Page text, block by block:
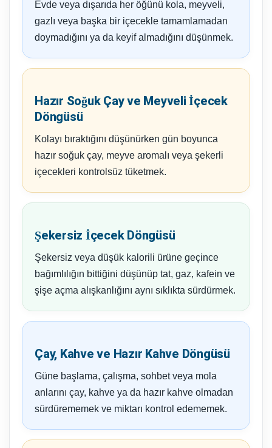
Evde veya dışarıda her öğünü kola, meyveli,
gazlı veya başka bir içecekle tamamlamadan
doymadığını ya da keyif almadığını düşünmek.
Hazır Soğuk Çay ve Meyveli İçecek
Döngüsü
Kolayı bıraktığını düşünürken gün boyunca
hazır soğuk çay, meyve aromalı veya şekerli
içecekleri kontrolsüz tüketmek.
Şekersiz İçecek Döngüsü
Şekersiz veya düşük kalorili ürüne geçince
bağımlılığın bittiğini düşünüp tat, gaz, kafein ve
şişe açma alışkanlığını aynı sıklıkta sürdürmek.
Çay, Kahve ve Hazır Kahve Döngüsü
Güne başlama, çalışma, sohbet veya mola
anlarını çay, kahve ya da hazır kahve olmadan
sürdürememek ve miktarı kontrol edememek.